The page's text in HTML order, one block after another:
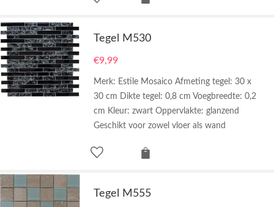
Tegel M530
€9,99
Merk: Estile Mosaico Afmeting tegel: 30 x
30 cm Dikte tegel: 0,8 cm Voegbreedte: 0,2
cm Kleur: zwart Oppervlakte: glanzend
Geschikt voor zowel vloer als wand
Tegel M555